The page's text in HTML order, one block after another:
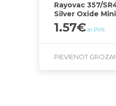
Rayovac 357/
Silver Oxide
1.57€ ar PVN
PIEVIENOT